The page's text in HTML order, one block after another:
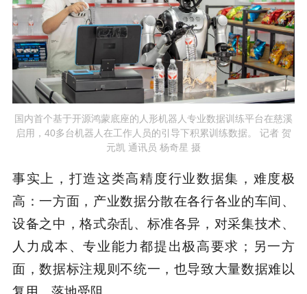
国内首个基于开源鸿蒙底座的人形机器人专业数据训练平台在慈溪
启用，40多台机器人在工作人员的引导下积累训练数据。 记者 贺
元凯 通讯员 杨奇星 摄
事实上，打造这类高精度行业数据集，难度极
高：一方面，产业数据分散在各行各业的车间、
设备之中，格式杂乱、标准各异，对采集技术、
人力成本、专业能力都提出极高要求；另一方
面，数据标注规则不统一，也导致大量数据难以